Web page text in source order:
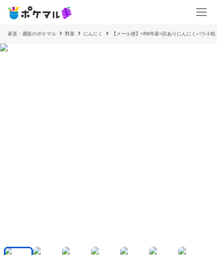
産直・通販のポケマル 野菜 にんにく 【メール便】<R8年産>訳ありにんにくバラ小